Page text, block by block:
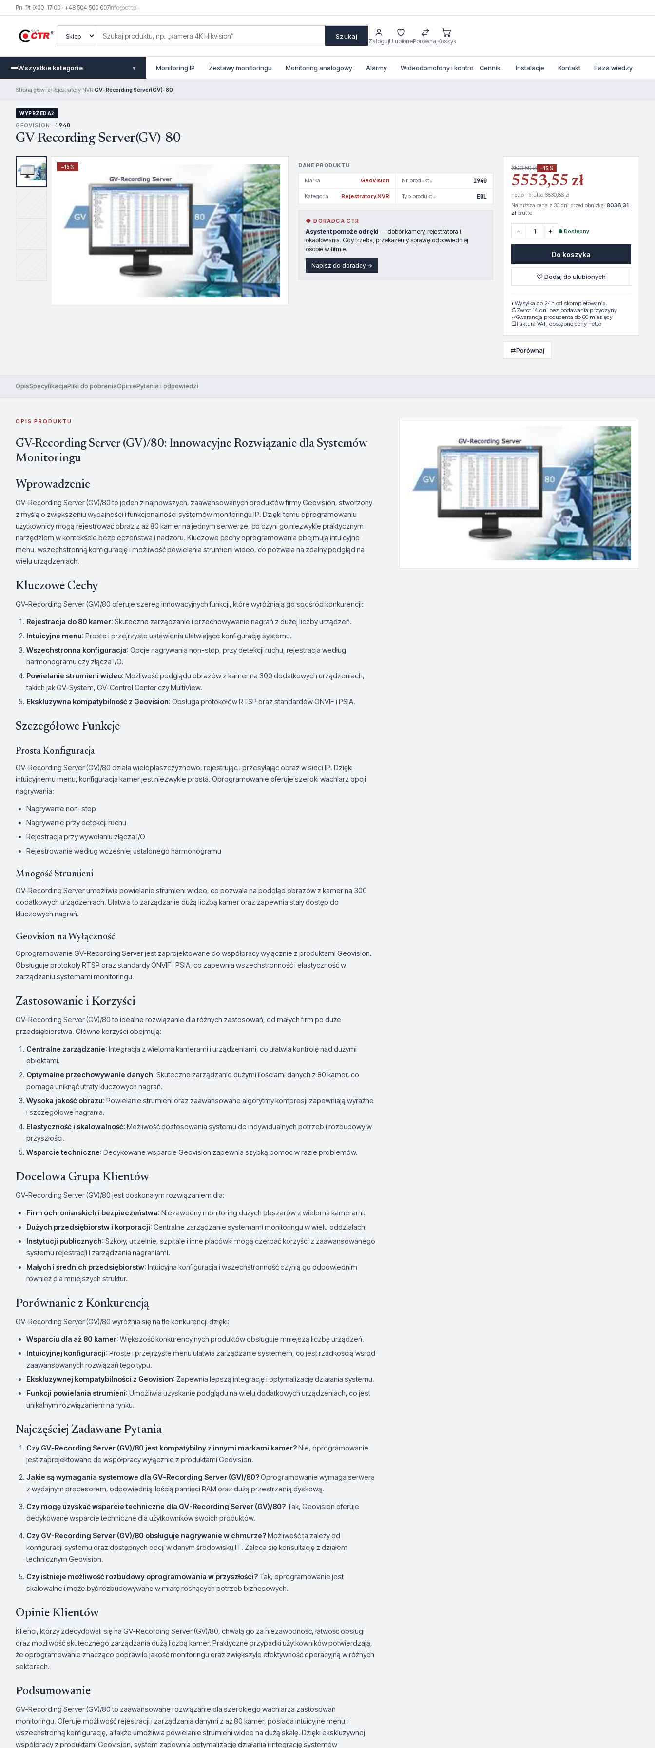
Pn–Pt 9:00–17:00 · +48 504 500 007info@ctr.pl
Szukaj
ZalogujUlubionePorównajKoszyk
Wszystkie kategorie ▾ Monitoring IP Zestawy monitoringu Monitoring analogowy Alarmy Wideodomofony i kontrola dostepu
Cenniki Instalacje Kontakt Baza wiedzy
Strona główna›Rejestratory NVR›GV-Recording Server(GV)-80
WYPRZEDAŻ
GEOVISION · 1940
GV-Recording Server(GV)-80
−15% DANE PRODUKTU
Marka GeoVision Nr produktu 1940
Kategoria Rejestratory NVR Typ produktu EOL
◆ DORADCA CTR
Asystent pomoże od ręki — dobór kamery, rejestratora i
okablowania. Gdy trzeba, przekażemy sprawę odpowiedniej
osobie w firmie.
Napisz do doradcy →
6533,59 zł −15%
5553,55 zł
netto · brutto 6830,86 zł
Najniższa cena z 30 dni przed obniżką: 8036,31
złbrutto
− + ● Dostępny
Do koszyka
♡ Dodaj do ulubionych
◐ Wysyłka do 24h od skompletowania.
↻Zwrot 14 dni bez podawania przyczyny
✓Gwarancja producenta do 60 miesięcy
▢Faktura VAT, dostępne ceny netto
⇄Porównaj
OpisSpecyfikacjaPliki do pobraniaOpiniePytania i odpowiedzi
OPIS PRODUKTU
GV-Recording Server (GV)/80: Innowacyjne Rozwiązanie dla Systemów
Monitoringu
Wprowadzenie
GV-Recording Server (GV)/80 to jeden z najnowszych, zaawansowanych produktów firmy Geovision, stworzony
z myślą o zwiększeniu wydajności i funkcjonalności systemów monitoringu IP. Dzięki temu oprogramowaniu
użytkownicy mogą rejestrować obraz z aż 80 kamer na jednym serwerze, co czyni go niezwykle praktycznym
narzędziem w kontekście bezpieczeństwa i nadzoru. Kluczowe cechy oprogramowania obejmują intuicyjne
menu, wszechstronną konfigurację i możliwość powielania strumieni wideo, co pozwala na zdalny podgląd na
wielu urządzeniach.
Kluczowe Cechy
GV-Recording Server (GV)/80 oferuje szereg innowacyjnych funkcji, które wyróżniają go spośród konkurencji:
Rejestracja do 80 kamer: Skuteczne zarządzanie i przechowywanie nagrań z dużej liczby urządzeń.
Intuicyjne menu: Proste i przejrzyste ustawienia ułatwiające konfigurację systemu.
Wszechstronna konfiguracja: Opcje nagrywania non-stop, przy detekcji ruchu, rejestracja według
harmonogramu czy złącza I/O.
Powielanie strumieni wideo: Możliwość podglądu obrazów z kamer na 300 dodatkowych urządzeniach,
takich jak GV-System, GV-Control Center czy MultiView.
Ekskluzywna kompatybilność z Geovision: Obsługa protokołów RTSP oraz standardów ONVIF i PSIA.
Szczegółowe Funkcje
Prosta Konfiguracja
GV-Recording Server (GV)/80 działa wielopłaszczyznowo, rejestrując i przesyłając obraz w sieci IP. Dzięki
intuicyjnemu menu, konfiguracja kamer jest niezwykle prosta. Oprogramowanie oferuje szeroki wachlarz opcji
nagrywania:
Nagrywanie non-stop
Nagrywanie przy detekcji ruchu
Rejestracja przy wywołaniu złącza I/O
Rejestrowanie według wcześniej ustalonego harmonogramu
Mnogość Strumieni
GV-Recording Server umożliwia powielanie strumieni wideo, co pozwala na podgląd obrazów z kamer na 300
dodatkowych urządzeniach. Ułatwia to zarządzanie dużą liczbą kamer oraz zapewnia stały dostęp do
kluczowych nagrań.
Geovision na Wyłączność
Oprogramowanie GV-Recording Server jest zaprojektowane do współpracy wyłącznie z produktami Geovision.
Obsługuje protokoły RTSP oraz standardy ONVIF i PSIA, co zapewnia wszechstronność i elastyczność w
zarządzaniu systemami monitoringu.
Zastosowanie i Korzyści
GV-Recording Server (GV)/80 to idealne rozwiązanie dla różnych zastosowań, od małych firm po duże
przedsiębiorstwa. Główne korzyści obejmują:
Centralne zarządzanie: Integracja z wieloma kamerami i urządzeniami, co ułatwia kontrolę nad dużymi
obiektami.
Optymalne przechowywanie danych: Skuteczne zarządzanie dużymi ilościami danych z 80 kamer, co
pomaga uniknąć utraty kluczowych nagrań.
Wysoka jakość obrazu: Powielanie strumieni oraz zaawansowane algorytmy kompresji zapewniają wyraźne
i szczegółowe nagrania.
Elastyczność i skalowalność: Możliwość dostosowania systemu do indywidualnych potrzeb i rozbudowy w
przyszłości.
Wsparcie techniczne: Dedykowane wsparcie Geovision zapewnia szybką pomoc w razie problemów.
Docelowa Grupa Klientów
GV-Recording Server (GV)/80 jest doskonałym rozwiązaniem dla:
Firm ochroniarskich i bezpieczeństwa: Niezawodny monitoring dużych obszarów z wieloma kamerami.
Dużych przedsiębiorstw i korporacji: Centralne zarządzanie systemami monitoringu w wielu oddziałach.
Instytucji publicznych: Szkoły, uczelnie, szpitale i inne placówki mogą czerpać korzyści z zaawansowanego
systemu rejestracji i zarządzania nagraniami.
Małych i średnich przedsiębiorstw: Intuicyjna konfiguracja i wszechstronność czynią go odpowiednim
również dla mniejszych struktur.
Porównanie z Konkurencją
GV-Recording Server (GV)/80 wyróżnia się na tle konkurencji dzięki:
Wsparciu dla aż 80 kamer: Większość konkurencyjnych produktów obsługuje mniejszą liczbę urządzeń.
Intuicyjnej konfiguracji: Proste i przejrzyste menu ułatwia zarządzanie systemem, co jest rzadkością wśród
zaawansowanych rozwiązań tego typu.
Ekskluzywnej kompatybilności z Geovision: Zapewnia lepszą integrację i optymalizację działania systemu.
Funkcji powielania strumieni: Umożliwia uzyskanie podglądu na wielu dodatkowych urządzeniach, co jest
unikalnym rozwiązaniem na rynku.
Najczęściej Zadawane Pytania
Czy GV-Recording Server (GV)/80 jest kompatybilny z innymi markami kamer?Nie, oprogramowanie
jest zaprojektowane do współpracy wyłącznie z produktami Geovision.
Jakie są wymagania systemowe dla GV-Recording Server (GV)/80?Oprogramowanie wymaga serwera
z wydajnym procesorem, odpowiednią ilością pamięci RAM oraz dużą przestrzenią dyskową.
Czy mogę uzyskać wsparcie techniczne dla GV-Recording Server (GV)/80? Tak, Geovision oferuje
dedykowane wsparcie techniczne dla użytkowników swoich produktów.
Czy GV-Recording Server (GV)/80 obsługuje nagrywanie w chmurze?Możliwość ta zależy od
konfiguracji systemu oraz dostępnych opcji w danym środowisku IT. Zaleca się konsultację z działem
technicznym Geovision.
Czy istnieje możliwość rozbudowy oprogramowania w przyszłości? Tak, oprogramowanie jest
skalowalne i może być rozbudowywane w miarę rosnących potrzeb biznesowych.
Opinie Klientów
Klienci, którzy zdecydowali się na GV-Recording Server (GV)/80, chwalą go za niezawodność, łatwość obsługi
oraz możliwość skutecznego zarządzania dużą liczbą kamer. Praktyczne przypadki użytkowników potwierdzają,
że oprogramowanie znacząco poprawiło jakość monitoringu oraz zwiększyło efektywność operacyjną w różnych
sektorach.
Podsumowanie
GV-Recording Server (GV)/80 to zaawansowane rozwiązanie dla szerokiego wachlarza zastosowań
monitoringu. Oferuje możliwość rejestracji i zarządzania danymi z aż 80 kamer, posiada intuicyjne menu i
wszechstronną konfigurację, a także umożliwia powielanie strumieni wideo na dużą skalę. Dzięki ekskluzywnej
współpracy z produktami Geovision, system zapewnia optymalizację działania i integrację systemów